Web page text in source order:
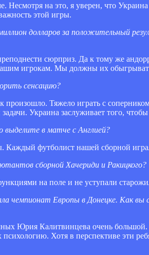
Несмотря на это, я уверен, что
этой игры.
долларов за положительный
сюрприз. Да к тому же
игрокам. Мы должны их обыгрывать
сенсацию?
Тяжело играть с
задачи. Украина заслуживает того,
выделите в матче с Англией?
Каждый футболист нашей сборной
сборной Хачериди и Ракицкого?
на поле и не уступали
чемпионат Европы в Донецке. Как
Юрия Калитвинцева очень
Хотя в перспективе эти